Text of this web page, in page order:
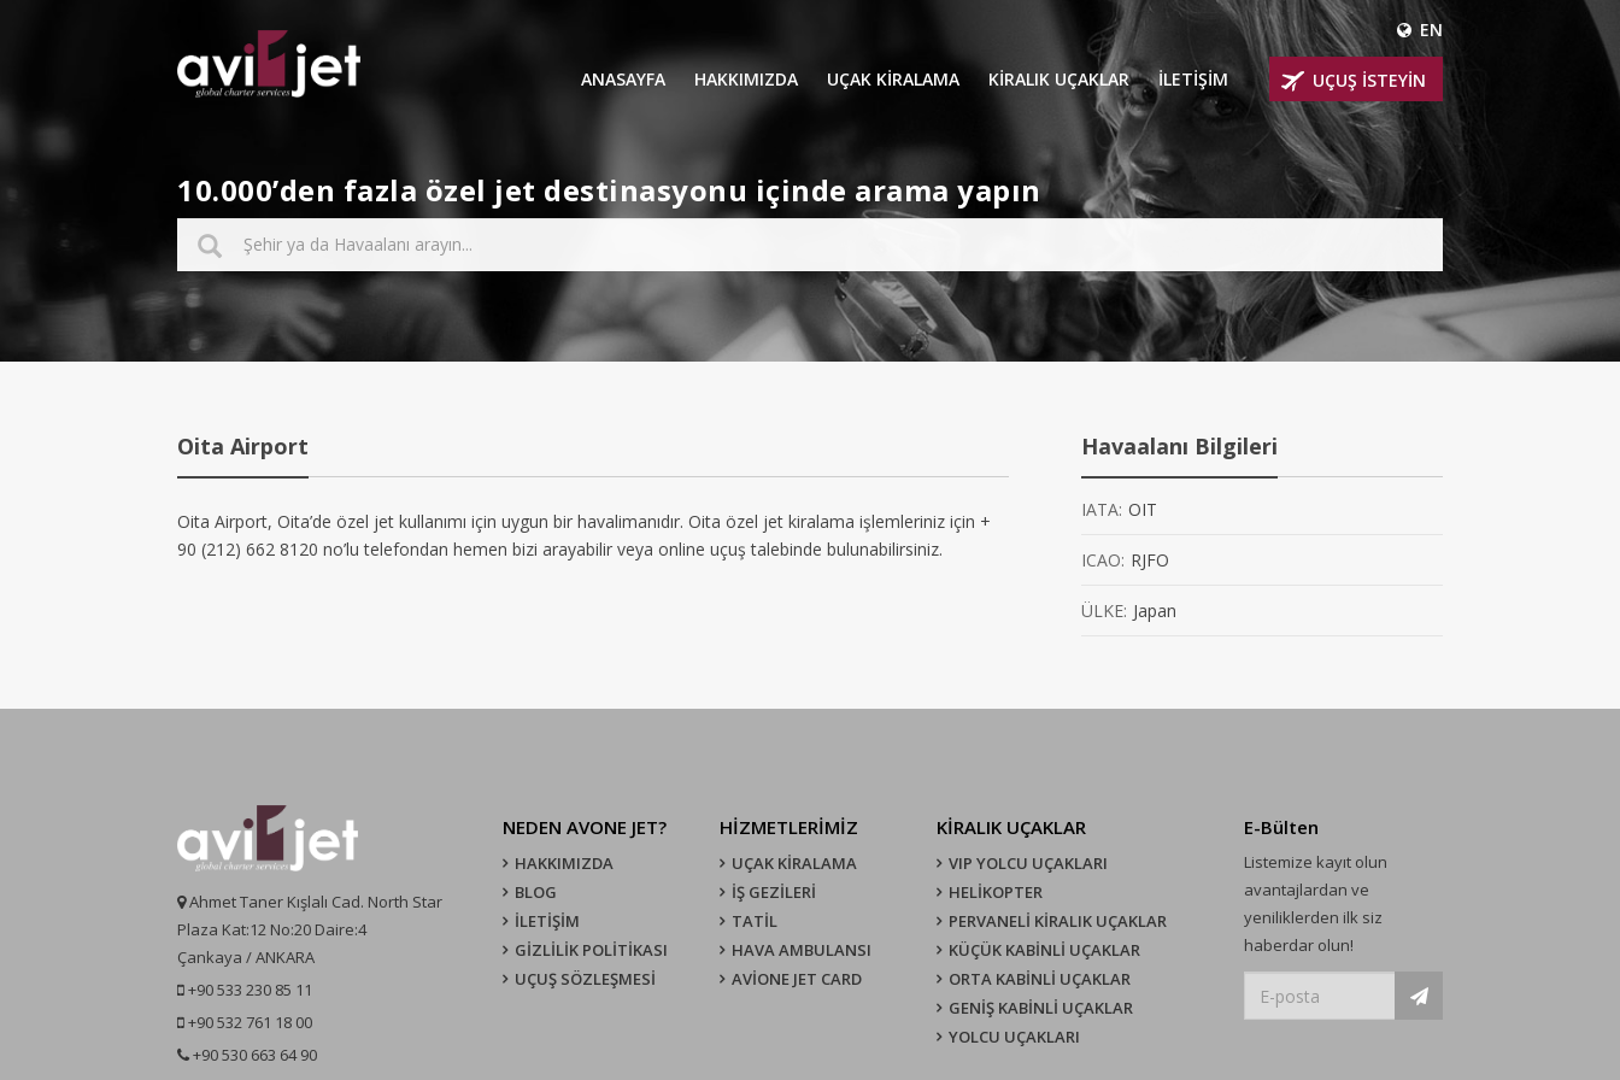
EN
ANASAYFA HAKKIMIZDA UÇAK KİRALAMA
İŞ GEZİLERİ TATİL
AVİONE JET CARD
KIRALIK UÇAKLAR
VIP YOLCU UÇAKLARI
HELİKOPTER
KÜÇÜK KABİNLİ UÇAKLAR
ORTA KABİNLİ UÇAKLAR
YOLCU UÇAKLARI
İLETİŞİM UÇUŞ İSTEYİN
10.000’den fazla özel jet destinasyonu içinde arama yapın
Oita Airport
Oita Airport, Oita’de özel jet kullanımı için uygun bir havalimanıdır. Oita özel jet kiralama işlemleriniz için +
90 (212) 662 8120 no’lu telefondan hemen bizi arayabilir veya online uçuş talebinde bulunabilirsiniz.
Havaalanı Bilgileri
IATA: OIT
ICAO: RJFO
ÜLKE: Japan
Ahmet Taner Kışlalı Cad. North Star
Plaza Kat:12 No:20 Daire:4
Çankaya / ANKARA
+90 533 230 85 11
+90 532 761 18 00
+90 530 663 64 90
NEDEN AVONE JET?
HAKKIMIZDA
BLOG
İLETİŞİM
GİZLİLİK POLİTİKASI
UÇUŞ SÖZLEŞMESI
HİZMETLERİMİZ
UÇAK KIRALAMA
İŞ GEZİLERİ
TATİL
HAVA AMBULANSI
AVİONE JET CARD
KIRALIK UÇAKLAR
VIP YOLCU UÇAKLARI
HELİKOPTER
PERVANELİ KİRALIK UÇAKLAR
KÜÇÜK KABİNLİ UÇAKLAR
ORTA KABİNLİ UÇAKLAR
GENİŞ KABİNLİ UÇAKLAR
YOLCU UÇAKLARI
E-Bülten
Listemize kayıt olun
avantajlardan ve
yeniliklerden ilk siz
haberdar olun!